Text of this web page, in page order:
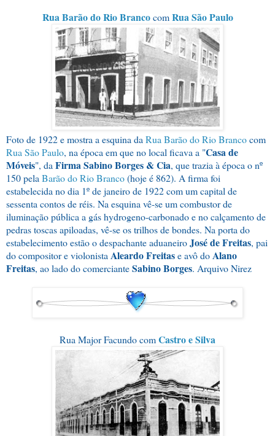
Rua Barão do Rio BrancocomRua São Paulo
Foto de 1922 e mostra a esquina da Rua Barão do Rio Brancocom
Rua São Paulo, na época em que no local ficava a "Casa de
Móveis", da Firma Sabino Borges & Cia, que trazia à época o nº
150 pela Barão do Rio Branco(hoje é 862). A firma foi
estabelecida no dia 1º de janeiro de 1922 com um capital de
sessenta contos de réis. Na esquina vê-se um combustor de
iluminação pública a gás hydrogeno-carbonado e no calçamento de
pedras toscas apiloadas, vê-se os trilhos de bondes. Na porta do
estabelecimento estão o despachante aduaneiroJosé de Freitas, pai
do compositor e violonista Aleardo Freitase avô do Alano
Freitas, ao lado do comercianteSabino Borges. Arquivo Nirez
Rua Major Facundo comCastro e Silva